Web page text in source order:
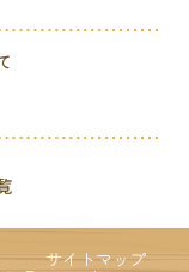
サイトマップ